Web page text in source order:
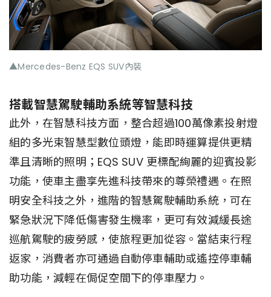
▲Mercedes-Benz EQS SUV內裝
搭載智慧駕駛輔助系統等智慧科技
此外，在智慧科技方面，整合超過100萬像素投射燈
組的多光束智慧型數位頭燈，能即時運算提供更精
準且清晰的照明；EQS SUV 更標配絢麗的迎賓投影
功能，使車主盡享先進科技帶來的尊榮禮遇。在照
明安全科技之外，進階的智慧駕駛輔助系統，可在
緊急狀況下降低傷害發生機率，更可有效減緩長途
巡航駕駛的疲勞感，使旅程更加從容。當結束行程
返家，消費者亦可通過自動停車輔助或遙控停車輔
助功能，減輕在侷促空間下的停車壓力。